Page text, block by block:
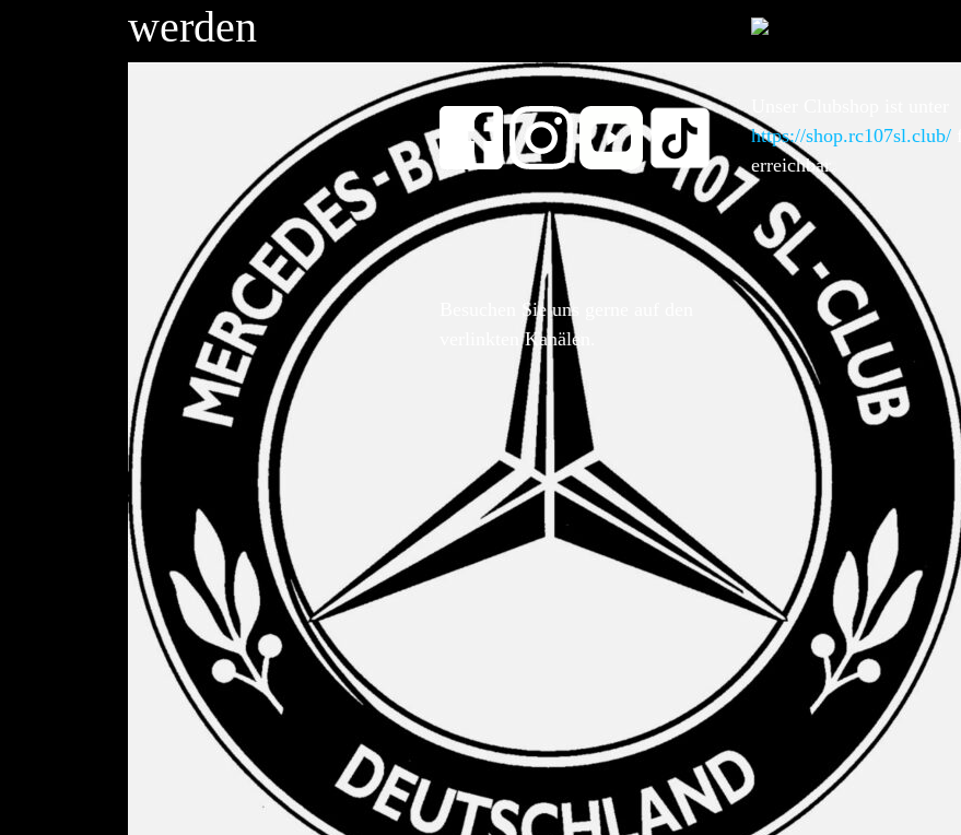
werden
Besuchen Sie uns gerne auf den
verlinkten Kanälen.
https://shop.rc107sl.club/
erreichbar.